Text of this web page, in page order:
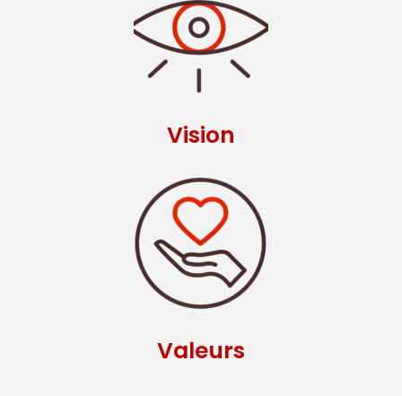
Vision
Valeurs